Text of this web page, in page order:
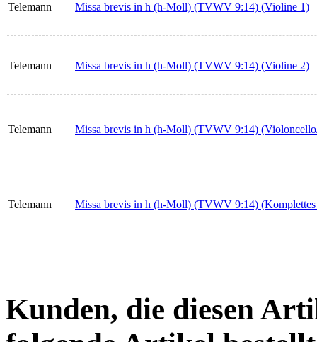
Telemann Missa brevis in h (h-Moll) (TVWV 9:14) (Violine 1)
Telemann Missa brevis in h (h-Moll) (TVWV 9:14) (Violine 2)
Telemann Missa brevis in h (h-Moll) (TVWV 9:14)
Telemann Missa brevis in h (h-Moll) (TVWV 9:14) (Komplettes
Kunden, die diesen